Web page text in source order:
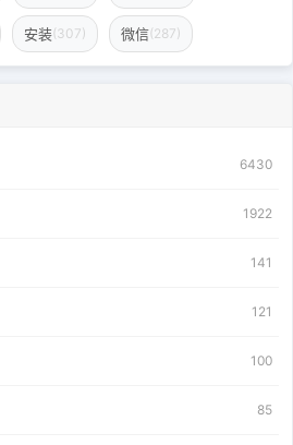
安装(307) 微信(287)
6430
1922
141
121
100
85